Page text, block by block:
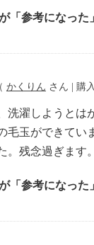
「参考になった
かくりん さん | 購
洗濯しようと
毛玉ができて
。残念過ぎます。
「参考になった